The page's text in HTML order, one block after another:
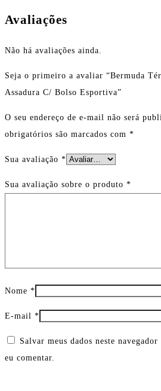
Avaliações
Não há avaliações ainda.
Seja o primeiro a avaliar “Bermuda
Assadura C/ Bolso Esportiva”
O seu endereço de e-mail não será
obrigatórios são marcados com *
Sua avaliação *
Sua avaliação sobre o produto *
Nome *
E-mail *
Salvar meus dados neste
eu comentar.